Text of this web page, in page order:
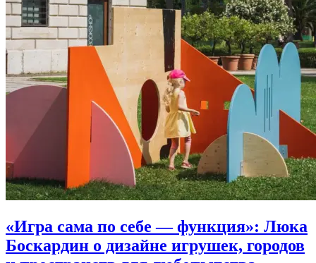
«Игра сама по себе — функция»: Люка
Боскардин о дизайне игрушек, городов